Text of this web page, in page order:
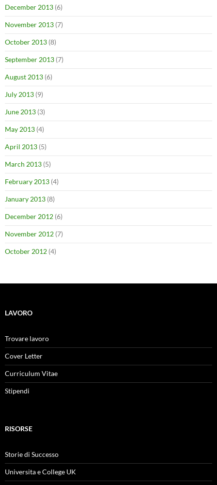
December 2013 (6)
November 2013 (7)
October 2013 (8)
September 2013 (7)
August 2013 (6)
July 2013 (9)
June 2013 (3)
May 2013 (4)
April 2013 (5)
March 2013 (5)
February 2013 (4)
January 2013 (8)
December 2012 (6)
November 2012 (7)
October 2012 (4)
LAVORO
Trovare lavoro
Cover Letter
Curriculum Vitae
Stipendi
RISORSE
Storie di Successo
Universita e College UK